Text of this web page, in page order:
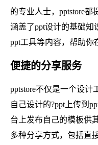
的专业人士，pptstore
涵盖了ppt设计的基础知
ppt工具等内容，帮助你
便捷的分享服务
pptstore不仅是一个设
自己设计的?ppt上传到
台上发布自己的模板供
多种分享方式，包括直